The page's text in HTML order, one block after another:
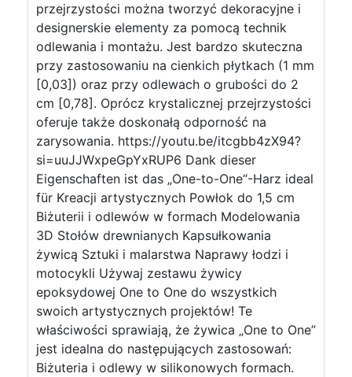
przejrzystości można tworzyć dekoracyjne i
designerskie elementy za pomocą technik
odlewania i montażu. Jest bardzo skuteczna
przy zastosowaniu na cienkich płytkach (1 mm
[0,03]) oraz przy odlewach o grubości do 2
cm [0,78]. Oprócz krystalicznej przejrzystości
oferuje także doskonałą odporność na
zarysowania. https://youtu.be/itcgbb4zX94?
si=uuJJWxpeGpYxRUP6 Dank dieser
Eigenschaften ist das „One-to-One“-Harz ideal
für Kreacji artystycznych Powłok do 1,5 cm
Biżuterii i odlewów w formach Modelowania
3D Stołów drewnianych Kapsułkowania
żywicą Sztuki i malarstwa Naprawy łodzi i
motocykli Używaj zestawu żywicy
epoksydowej One to One do wszystkich
swoich artystycznych projektów! Te
właściwości sprawiają, że żywica „One to One”
jest idealna do następujących zastosowań:
Biżuteria i odlewy w silikonowych formach.